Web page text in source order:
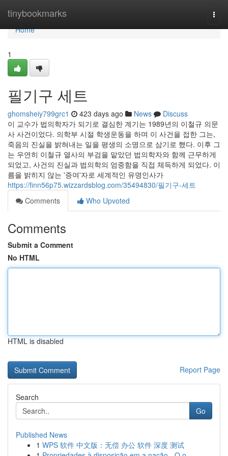
tinybookmarks
Home
Home
1
필기구 세트
ghomsheiy799grc1 423 days ago News
Discuss
이 교수가 법의학자가 되기로 결심한 계기는 1989년의 이철규 의문
사 사건이었다. 의학부 시절 학생운동을 하며 이 사건을 접한 그는,
죽음의 진실을 밝혀내는 일을 평생의 소명으로 삼기로 했다. 이후 그
는 우연히 이철규 열사의 부검을 맡았던 법의학자와 함께 근무하게
되었고, 사건의 진실과 법의학의 엄중함을 직접 체득하게 되었다. 이
름을 밝히지 않는 '증여'자로 세계적인 유명인사가
https://finn56p75.wizzardsblog.com/35494830/필기구-세트
Comments
Who Upvoted
Comments
Submit a Comment
No HTML
HTML is disabled
Report Page
Search
Go
Published News
1 WPS 软件 中文版：无偿 办公 软件 深度 测试